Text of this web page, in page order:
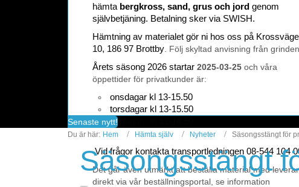
hämta bergkross, sand, grus och jord genom
självbetjäning. Betalning sker via SWISH.
Hämtning av materialet gör ni hos oss på
10, 186 97 Brottby . Följ skyltad anvisning från grinden.
Årets säsong 2026 startar 2025-03-25 och våra
öppettider för privatkunder är:
onsdagar kl 13-15.50
torsdagar kl 13-15.50
fredagar kl 13-14.50
Vid frågor kontakta transportledningen 08-544 104
Det går även utmärkt att beställa material med
direkt via vår beställningsportal, se information
Senaste nytt!
Du är här: Hem Hämta själv Nyheter Säsongsstängt för
Säsongsstängt